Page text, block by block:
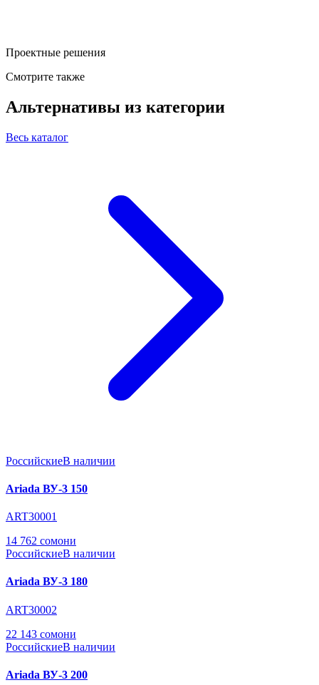
Проектные решения
Смотрите также
Альтернативы из категории
Весь каталог
РоссийскиеВ наличии
Ariada ВУ-3 150
ART30001
14 762 сомони
РоссийскиеВ наличии
Ariada ВУ-3 180
ART30002
22 143 сомони
РоссийскиеВ наличии
Ariada ВУ-3 200